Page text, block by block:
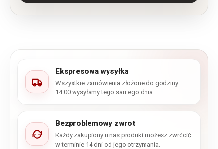
Ekspresowa wysyłka
Wszystkie zamówienia złożone do godziny
14:00 wysyłamy tego samego dnia.
Bezproblemowy zwrot
Każdy zakupiony u nas produkt możesz zwrócić
w terminie 14 dni od jego otrzymania.